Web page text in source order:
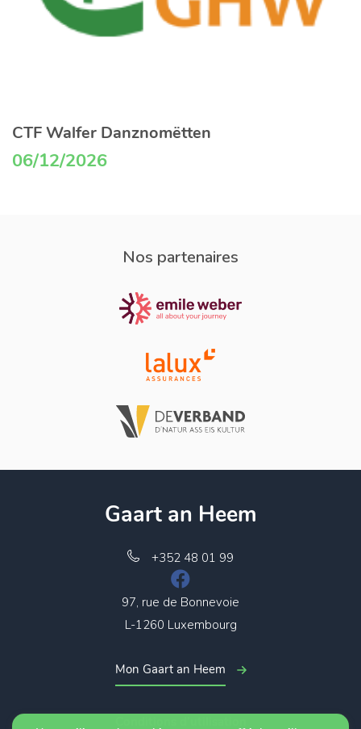
CTF Walfer Danznomëtten
06/12/2026
Nos partenaires
Gaart an Heem
+352 48 01 99
97, rue de Bonnevoie
L-1260 Luxembourg
Mon Gaart an Heem